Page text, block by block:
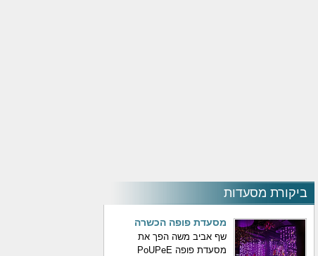
ביקורת מסעדות
מסעדת פופה הכשרה
שף אביב משה הפך את
מסעדת פופה PoUPeE